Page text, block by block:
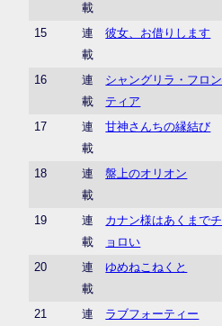
載
15
連
載
彼女、お借りします
16
連
載
シャングリラ・フロン
ティア
17
連
載
甘神さんちの縁結び
18
連
載
盤上のオリオン
19
連
載
カナン様はあくまでチ
ョロい
20
連
載
ゆめねこねくと
21 連 ラブフォーティー